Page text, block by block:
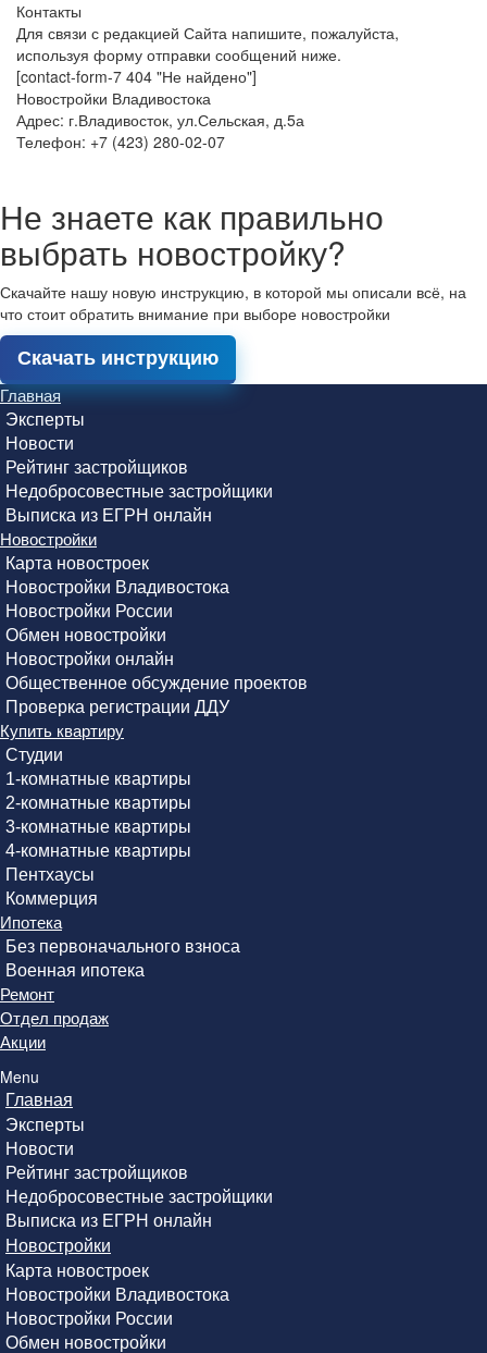
Контакты
Для связи с редакцией Сайта напишите, пожалуйста,
используя форму отправки сообщений ниже.
[contact-form-7 404 "Не найдено"]
Новостройки Владивостока
Адрес: г.Владивосток, ул.Сельская, д.5а
Телефон: +7 (423) 280-02-07
Не знаете как правильно
выбрать новостройку?
Скачайте нашу новую инструкцию, в которой мы описали всё, на
что стоит обратить внимание при выборе новостройки
Скачать инструкцию
Главная
Эксперты
Новости
Рейтинг застройщиков
Недобросовестные застройщики
Выписка из ЕГРН онлайн
Новостройки
Карта новостроек
Новостройки Владивостока
Новостройки России
Обмен новостройки
Новостройки онлайн
Общественное обсуждение проектов
Проверка регистрации ДДУ
Купить квартиру
Студии
1-комнатные квартиры
2-комнатные квартиры
3-комнатные квартиры
4-комнатные квартиры
Пентхаусы
Коммерция
Ипотека
Без первоначального взноса
Военная ипотека
Ремонт
Отдел продаж
Акции
Menu
Главная
Эксперты
Новости
Рейтинг застройщиков
Недобросовестные застройщики
Выписка из ЕГРН онлайн
Новостройки
Карта новостроек
Новостройки Владивостока
Новостройки России
Обмен новостройки